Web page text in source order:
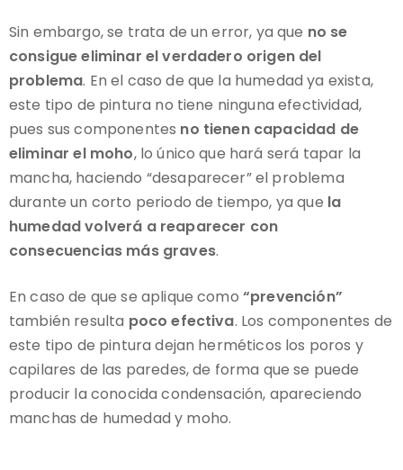
Sin embargo, se trata de un error, ya que no se
consigue eliminar el verdadero origen del
problema. En el caso de que la humedad ya exista,
este tipo de pintura no tiene ninguna efectividad,
pues sus componentes no tienen capacidad de
eliminar el moho, lo único que hará será tapar la
mancha, haciendo “desaparecer” el problema
durante un corto periodo de tiempo, ya que la
humedad volverá a reaparecer con
consecuencias más graves.
En caso de que se aplique como “prevención”
también resulta poco efectiva. Los componentes de
este tipo de pintura dejan herméticos los poros y
capilares de las paredes, de forma que se puede
producir la conocida condensación, apareciendo
manchas de humedad y moho.